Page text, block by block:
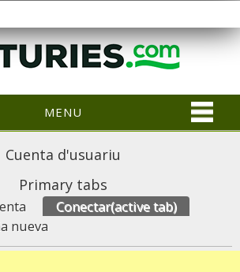
MENU
Cuenta d'usuariu
Primary tabs
Conectar(active tab)
nueva